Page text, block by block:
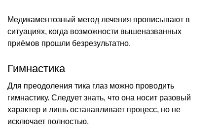
Медикаментозный метод лечения прописывают в
ситуациях, когда возможности вышеназванных
приёмов прошли безрезультатно.
Гимнастика
Для преодоления тика глаз можно проводить
гимнастику. Следует знать, что она носит разовый
характер и лишь останавливает процесс, но не
исключает полностью.